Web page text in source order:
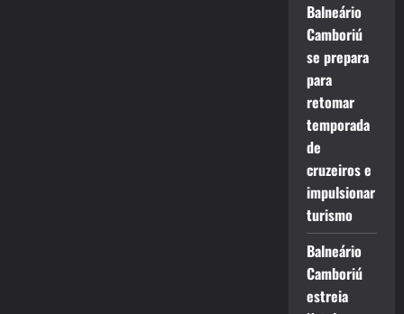
Balneário
Camboriú
se prepara
para
retomar
temporada
de
cruzeiros e
impulsionar
turismo
Balneário
Camboriú
estreia